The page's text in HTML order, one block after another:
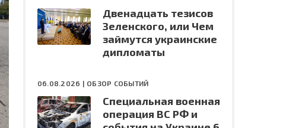
Двенадцать тезисов
Зеленского, или Чем
займутся украинские
дипломаты
06.08.2026 | ОБЗОР СОБЫТИЙ
Специальная военная
операция ВС РФ и